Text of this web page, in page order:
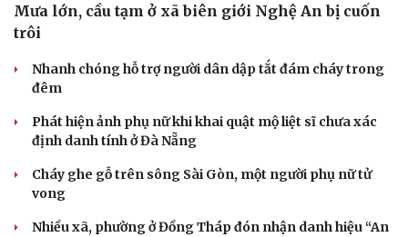
Mưa lớn, cầu tạm ở xã biên giới Nghệ An bị cuốn
trôi
Nhanh chóng hỗ trợ người dân dập tắt đám cháy trong
đêm
Phát hiện ảnh phụ nữ khi khai quật mộ liệt sĩ chưa xác
định danh tính ở Đà Nẵng
Cháy ghe gỗ trên sông Sài Gòn, một người phụ nữ tử
vong
Nhiều xã, phường ở Đồng Tháp đón nhận danh hiệu “An